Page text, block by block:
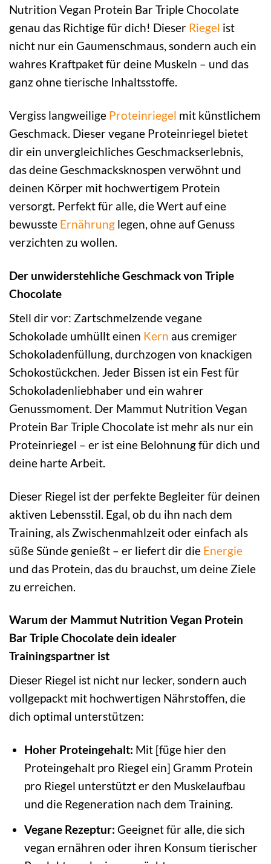
Nutrition Vegan Protein Bar Triple Chocolate
genau das Richtige für dich! Dieser Riegel ist
nicht nur ein Gaumenschmaus, sondern auch ein
wahres Kraftpaket für deine Muskeln – und das
ganz ohne tierische Inhaltsstoffe.
Vergiss langweilige Proteinriegel mit künstlichem
Geschmack. Dieser vegane Proteinriegel bietet
dir ein unvergleichliches Geschmackserlebnis,
das deine Geschmacksknospen verwöhnt und
deinen Körper mit hochwertigem Protein
versorgt. Perfekt für alle, die Wert auf eine
bewusste Ernährung legen, ohne auf Genuss
verzichten zu wollen.
Der unwiderstehliche Geschmack von Triple
Chocolate
Stell dir vor: Zartschmelzende vegane
Schokolade umhüllt einen Kern aus cremiger
Schokoladenfüllung, durchzogen von knackigen
Schokostückchen. Jeder Bissen ist ein Fest für
Schokoladenliebhaber und ein wahrer
Genussmoment. Der Mammut Nutrition Vegan
Protein Bar Triple Chocolate ist mehr als nur ein
Proteinriegel – er ist eine Belohnung für dich und
deine harte Arbeit.
Dieser Riegel ist der perfekte Begleiter für deinen
aktiven Lebensstil. Egal, ob du ihn nach dem
Training, als Zwischenmahlzeit oder einfach als
süße Sünde genießt – er liefert dir die Energie
und das Protein, das du brauchst, um deine Ziele
zu erreichen.
Warum der Mammut Nutrition Vegan Protein
Bar Triple Chocolate dein idealer
Trainingspartner ist
Dieser Riegel ist nicht nur lecker, sondern auch
vollgepackt mit hochwertigen Nährstoffen, die
dich optimal unterstützen:
Hoher Proteingehalt: Mit [füge hier den
Proteingehalt pro Riegel ein] Gramm Protein
pro Riegel unterstützt er den Muskelaufbau
und die Regeneration nach dem Training.
Vegane Rezeptur: Geeignet für alle, die sich
vegan ernähren oder ihren Konsum tierischer